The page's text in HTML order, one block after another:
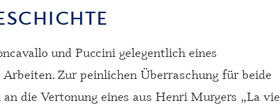
und Puccini gelegentlich eines
Zur peinlichen Überraschung für beide
die Vertonung eines aus Henri Murgers „La vie